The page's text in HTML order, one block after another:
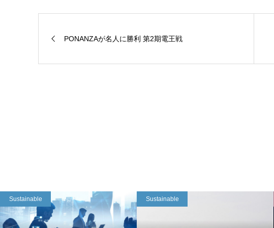
PONANZAが名人に勝利 第2期電王戦
Sustainable Sustainable